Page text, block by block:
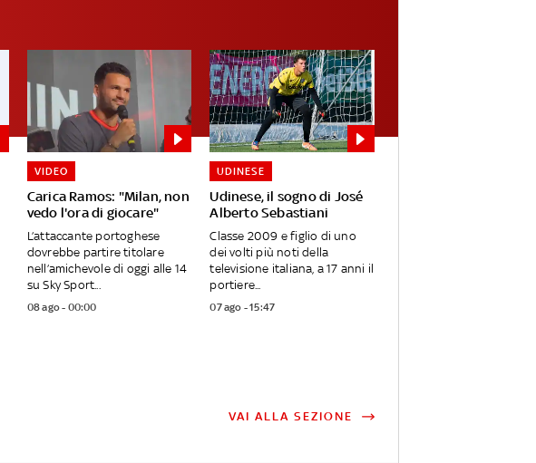
Carica Ramos: "Milan, non
vedo l'ora di giocare"
VIDEO
L’attaccante portoghese
dovrebbe partire titolare
nell’amichevole di oggi alle 14
su Sky Sport...
08 ago - 00:00
Udinese, il sogno di José
Alberto Sebastiani
UDINESE
Classe 2009 e figlio di uno
dei volti più noti della
televisione italiana, a 17 anni il
portiere...
07 ago - 15:47
VAI ALLA SEZIONE